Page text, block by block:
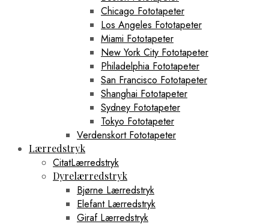
Chicago Fototapeter
Los Angeles Fototapeter
Miami Fototapeter
New York City Fototapeter
Philadelphia Fototapeter
San Francisco Fototapeter
Shanghai Fototapeter
Sydney Fototapeter
Tokyo Fototapeter
Verdenskort Fototapeter
Lærredstryk
CitatLærredstryk
Dyrelærredstryk
Bjørne Lærredstryk
Elefant Lærredstryk
Giraf Lærredstryk